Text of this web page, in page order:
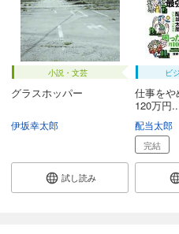
小説・文芸
グラスホッパー
伊坂幸太郎
試し読み
ビ
仕事をや
120万円
配当太郎
完結